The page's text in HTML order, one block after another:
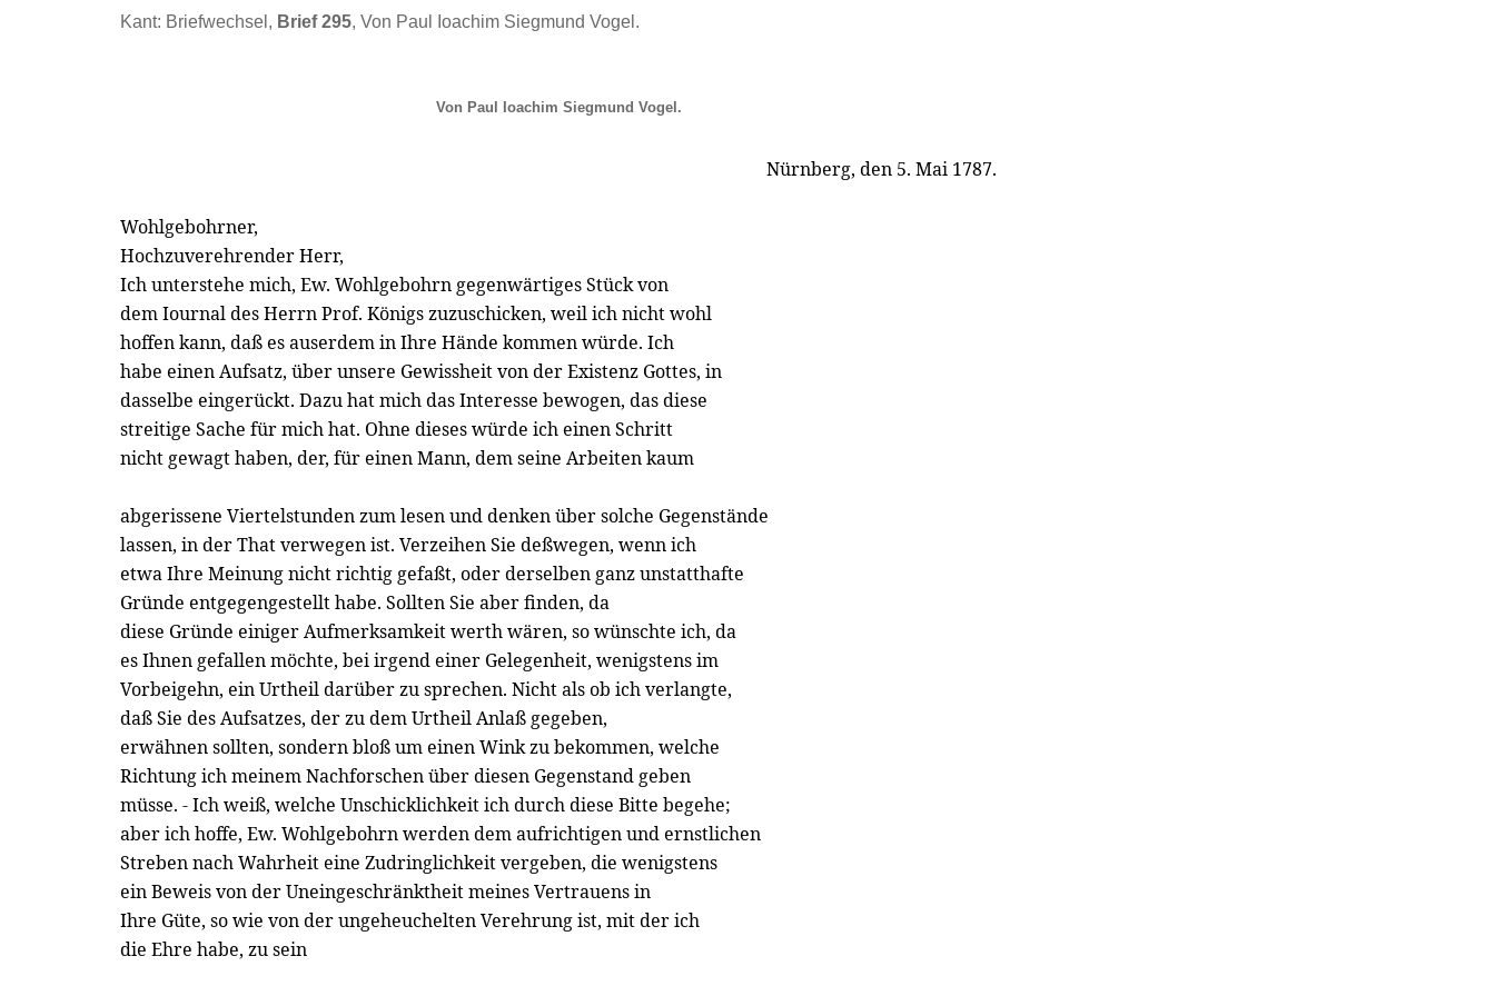
Kant: Briefwechsel, Brief 295, Von Paul Ioachim Siegmund Vogel.
Von Paul Ioachim Siegmund Vogel.
Nürnberg, den 5. Mai 1787.
Wohlgebohrner,
Hochzuverehrender Herr,
Ich unterstehe mich, Ew. Wohlgebohrn gegenwärtiges Stück von
dem Iournal des Herrn Prof. Königs zuzuschicken, weil ich nicht wohl
hoffen kann, daß es auserdem in Ihre Hände kommen würde. Ich
habe einen Aufsatz, über unsere Gewissheit von der Existenz Gottes, in
dasselbe eingerückt. Dazu hat mich das Interesse bewogen, das diese
streitige Sache für mich hat. Ohne dieses würde ich einen Schritt
nicht gewagt haben, der, für einen Mann, dem seine Arbeiten kaum
abgerissene Viertelstunden zum lesen und denken über solche Gegenstände
lassen, in der That verwegen ist. Verzeihen Sie deßwegen, wenn ich
etwa Ihre Meinung nicht richtig gefaßt, oder derselben ganz unstatthafte
Gründe entgegengestellt habe. Sollten Sie aber finden, da
diese Gründe einiger Aufmerksamkeit werth wären, so wünschte ich, da
es Ihnen gefallen möchte, bei irgend einer Gelegenheit, wenigstens im
Vorbeigehn, ein Urtheil darüber zu sprechen. Nicht als ob ich verlangte,
daß Sie des Aufsatzes, der zu dem Urtheil Anlaß gegeben,
erwähnen sollten, sondern bloß um einen Wink zu bekommen, welche
Richtung ich meinem Nachforschen über diesen Gegenstand geben
müsse. - Ich weiß, welche Unschicklichkeit ich durch diese Bitte begehe;
aber ich hoffe, Ew. Wohlgebohrn werden dem aufrichtigen und ernstlichen
Streben nach Wahrheit eine Zudringlichkeit vergeben, die wenigstens
ein Beweis von der Uneingeschränktheit meines Vertrauens in
Ihre Güte, so wie von der ungeheuchelten Verehrung ist, mit der ich
die Ehre habe, zu sein